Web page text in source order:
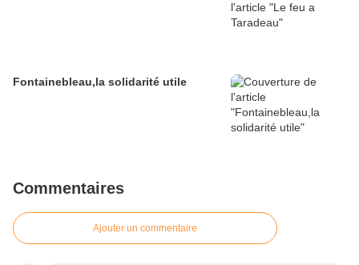
Fontainebleau,la solidarité utile
Commentaires
Ajouter un commentaire